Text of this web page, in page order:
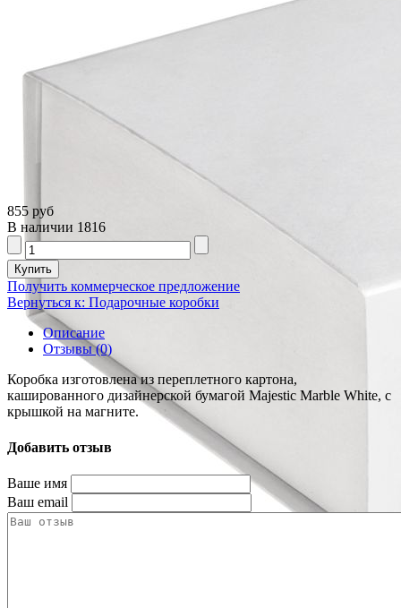
855 руб
В наличии 1816
Получить коммерческое предложение
Вернуться к: Подарочные коробки
Описание
Отзывы (0)
Коробка изготовлена из переплетного картона,
кашированного дизайнерской бумагой Majestic Marble White, с
крышкой на магните.
Добавить отзыв
Ваше имя
Ваш email